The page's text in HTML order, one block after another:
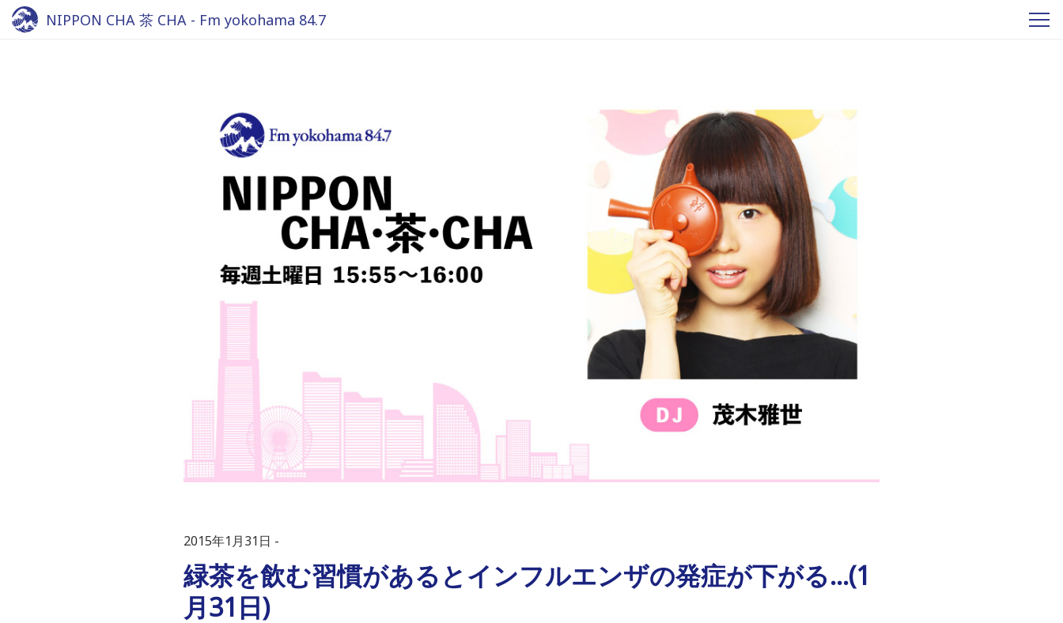
NIPPON CHA 茶 CHA - Fm yokohama 84.7
2015年1月31日
緑茶を飲む習慣があるとインフルエンザの発症が下がる…(1
月31日)